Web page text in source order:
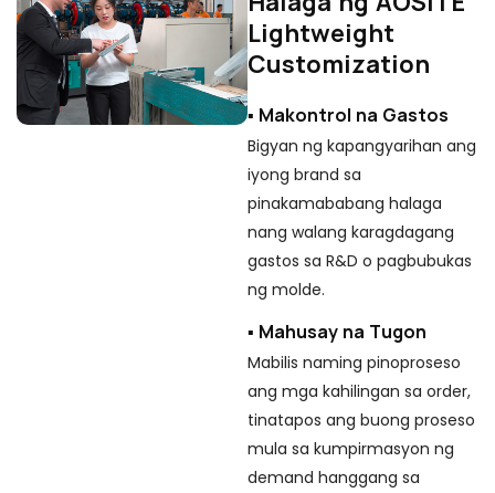
Lightweight
Customization
▪ Makontrol na Gastos
Bigyan ng kapangyarihan ang
iyong brand sa
pinakamababang halaga
nang walang karagdagang
gastos sa R&D o pagbubukas
ng molde.
▪ Mahusay na Tugon
Mabilis naming pinoproseso
ang mga kahilingan sa order,
tinatapos ang buong proseso
mula sa kumpirmasyon ng
demand hanggang sa